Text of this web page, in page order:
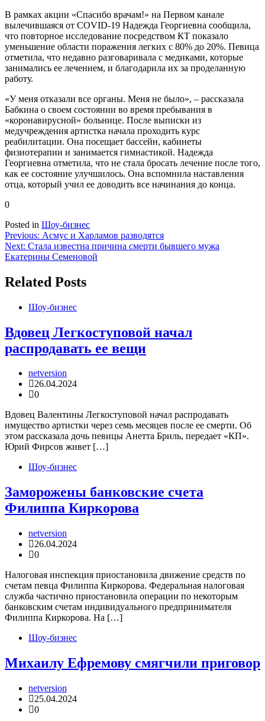
В рамках акции «Спасибо врачам!» на Первом канале
вылечившаяся от COVID-19 Надежда Георгиевна сообщила,
что повторное исследование посредством КТ показало
уменьшение области поражения легких с 80% до 20%. Певица
отметила, что недавно разговаривала с медиками, которые
занимались ее лечением, и благодарила их за проделанную
работу.
«У меня отказали все органы. Меня не было», – рассказала
Бабкина о своем состоянии во время пребывания в
«коронавирусной» больнице. После выписки из
медучреждения артистка начала проходить курс
реабилитации. Она посещает бассейн, кабинеты
физиотерапии и занимается гимнастикой. Надежда
Георгиевна отметила, что не стала бросать лечение после того,
как ее состояние улучшилось. Она вспомнила наставления
отца, который учил ее доводить все начинания до конца.
0
Posted in Шоу-бизнес
Навигация
по
Previous: Асмус и Харламов разводятся
Next: Стала известна причина смерти бывшего мужа
Екатерины Семеновой
Related Posts
Шоу-бизнес
Вдовец Легкоступовой начал
распродавать ее вещи
netversion
26.04.2024
0
Вдовец Валентины Легкоступовой начал распродавать
имущество артистки через семь месяцев после ее смерти. Об
этом рассказала дочь певицы Анетта Бриль, передает «КП».
Юрий Фирсов живет […]
Шоу-бизнес
Заморожены банковские счета
Филиппа Киркорова
netversion
26.04.2024
0
Налоговая инспекция приостановила движение средств по
счетам певца Филиппа Киркорова. Федеральная налоговая
служба частично приостановила операции по некоторым
банковским счетам индивидуального предпринимателя
Филиппа Киркорова. На […]
Шоу-бизнес
Михаилу Ефремову смягчили приговор
netversion
25.04.2024
0